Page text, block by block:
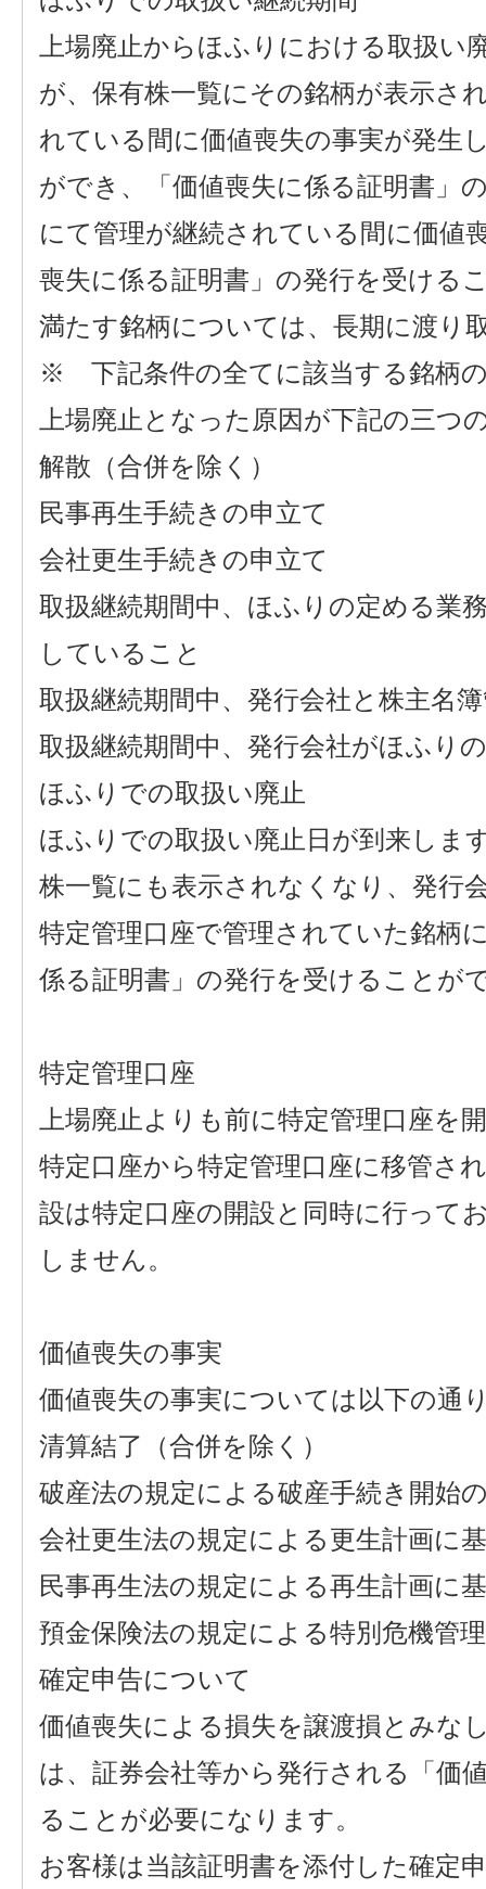
上場廃止からほふりにおける取扱
が、保有株一覧にその銘柄が表示さ
れている間に価値喪失の事実が発生
ができ、「価値喪失に係る証明書」
にて管理が継続されている間に価値
喪失に係る証明書」の発行を受ける
満たす銘柄については、長期に渡り
※ 下記条件の全てに該当する銘柄
上場廃止となった原因が下記の三つ
解散（合併を除く）
民事再生手続きの申立て
会社更生手続きの申立て
取扱継続期間中、ほふりの定める業
していること
取扱継続期間中、発行会社と株主名
取扱継続期間中、発行会社がほふり
ほふりでの取扱い廃止
ほふりでの取扱い廃止日が到来しま
株一覧にも表示されなくなり、発行
特定管理口座で管理されていた銘柄
係る証明書」の発行を受けることが
特定管理口座
上場廃止よりも前に特定管理口座を
特定口座から特定管理口座に移管さ
設は特定口座の開設と同時に行って
しません。
価値喪失の事実
価値喪失の事実については以下の通
清算結了（合併を除く）
破産法の規定による破産手続き開始
会社更生法の規定による更生計画に
民事再生法の規定による再生計画に
預金保険法の規定による特別危機管
確定申告について
価値喪失による損失を譲渡損とみな
は、証券会社等から発行される「価
ることが必要になります。
お客様は当該証明書を添付した確定